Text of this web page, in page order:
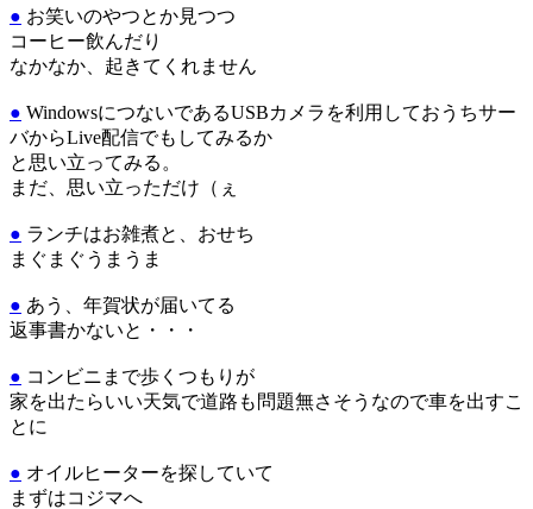
● お笑いのやつとか見つつ
コーヒー飲んだり
なかなか、起きてくれません
● WindowsにつないであるUSBカメラを利用しておうちサー
バからLive配信でもしてみるか
と思い立ってみる。
まだ、思い立っただけ（ぇ
● ランチはお雑煮と、おせち
まぐまぐうまうま
● あう、年賀状が届いてる
返事書かないと・・・
● コンビニまで歩くつもりが
家を出たらいい天気で道路も問題無さそうなので車を出すこ
とに
● オイルヒーターを探していて
まずはコジマへ